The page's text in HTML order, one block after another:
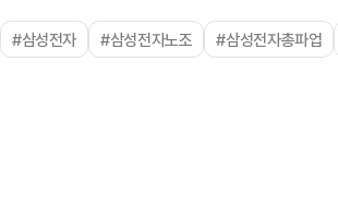
#삼성전자 #삼성전자노조 #삼성전자총파업